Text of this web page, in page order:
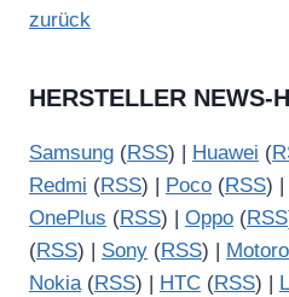
zurück
HERSTELLER NEWS-
Samsung (RSS) | Huawei (
Redmi (RSS) | Poco (RSS) |
OnePlus (RSS) | Oppo (RSS
(RSS) | Sony (RSS) |
Nokia(RSS) | HTC (RSS) |